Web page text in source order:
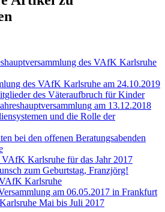
des VAfK Karlsruhe
des VAfK Karlsruhe am 24.10.2019
des Väteraufbruch für Kinder
am 13.12.2018
und die Rolle der
bei den offenen Beratungsabenden
VAfK Karlsruhe für das Jahr 2017
zum Geburtstag, Franzjörg!
Karlsruhe
am 06.05.2017 in Frankfurt
Mai bis Juli 2017